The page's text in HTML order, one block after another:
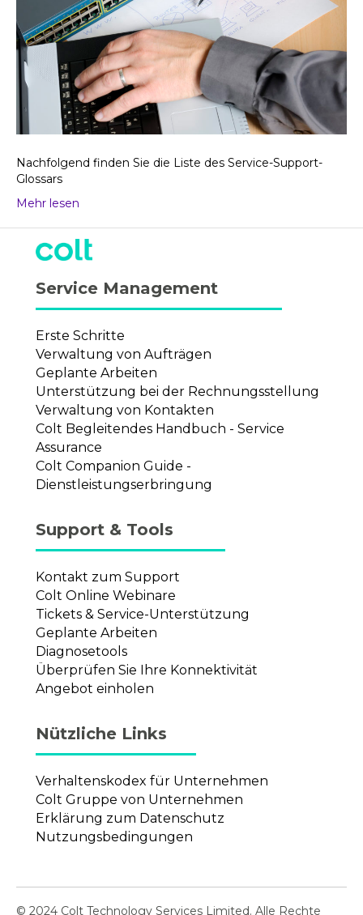
Nachfolgend finden Sie die Liste des Service-Support-
Glossars
Mehr lesen
Service Management
Erste Schritte
Verwaltung von Aufträgen
Geplante Arbeiten
Unterstützung bei der Rechnungsstellung
Verwaltung von Kontakten
Colt Begleitendes Handbuch - Service
Assurance
Colt Companion Guide -
Dienstleistungserbringung
Support & Tools
Kontakt zum Support
Colt Online Webinare
Tickets & Service-Unterstützung
Geplante Arbeiten
Diagnosetools
Überprüfen Sie Ihre Konnektivität
Angebot einholen
Nützliche Links
Verhaltenskodex für Unternehmen
Colt Gruppe von Unternehmen
Erklärung zum Datenschutz
Nutzungsbedingungen
© 2024 Colt Technology Services Limited. Alle Rechte